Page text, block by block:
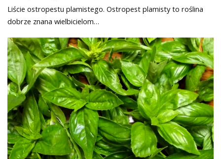
Liście ostropestu plamistego. Ostropest plamisty to roślina
dobrze znana wielbicielom…